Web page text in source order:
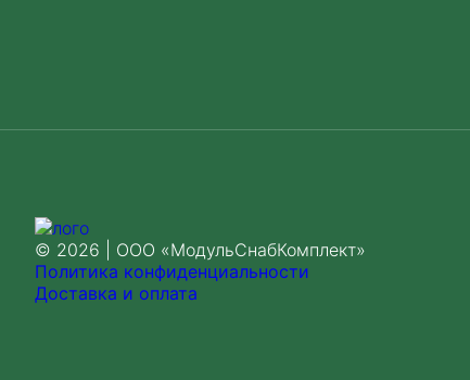
© 2026 | ООО «МодульСнабКомплект»
Политика конфиденциальности
Доставка и оплата